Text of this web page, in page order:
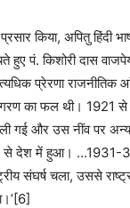
किया, अपितु हिंदी
हुए पं. किशोरी दास
प्रेरणा राजनीतिक
का फल थी। 1921
गई और उस नींव पर
से देश में हुआ। …1931-
संघर्ष चला, उससे